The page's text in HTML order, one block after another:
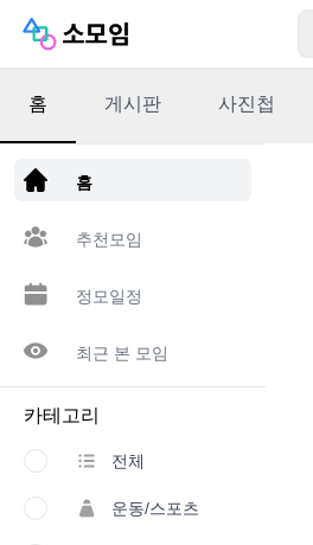
앱 다운로드
홈
추천모임
정모일정
최근 본 모임
카테고리
전체
운동/스포츠
홈 게시판 사진첩